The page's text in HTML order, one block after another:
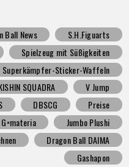
Ball News
S.H.Figuarts
Spielzeug mit Süßigkeiten
Superkämpfer-Sticker-Waffeln
SQUADRA
V Jump
DBSCG
Preise
G×materia
Jumbo Plushi
Dragon Ball DAIMA
Gashapon